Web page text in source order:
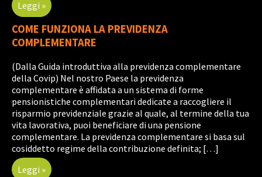
Leggi »
COME FUNZIONA LA PREVIDENZA
COMPLEMENTARE
(Dalla Guida introduttiva alla previdenza complementare
della Covip) Nel nostro Paese la previdenza
complementare è affidata a un sistema di forme
pensionistiche complementari dedicate a raccogliere il
risparmio previdenziale grazie al quale, al termine della tua
vita lavorativa, puoi beneficiare di una pensione
complementare. La previdenza complementare si basa sul
cosiddetto regime della contribuzione definita; […]
Leggi »